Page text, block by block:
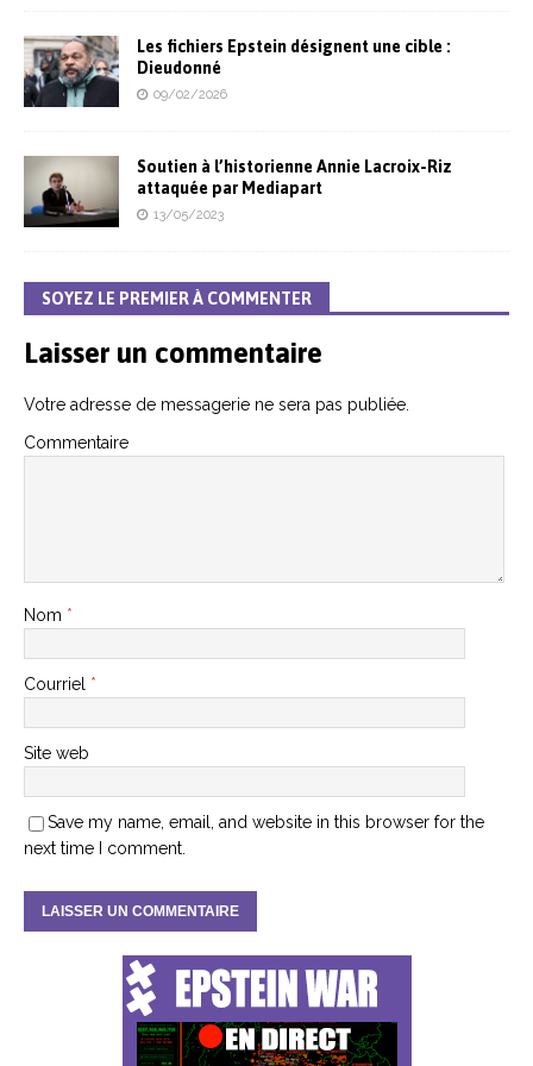
Les fichiers Epstein désignent une cible :
Dieudonné
09/02/2026
Soutien à l’historienne Annie Lacroix-Riz
attaquée par Mediapart
13/05/2023
SOYEZ LE PREMIER À COMMENTER
Laisser un commentaire
Votre adresse de messagerie ne sera pas publiée.
Commentaire
Nom *
Courriel *
Site web
Save my name, email, and website in this browser for the
next time I comment.